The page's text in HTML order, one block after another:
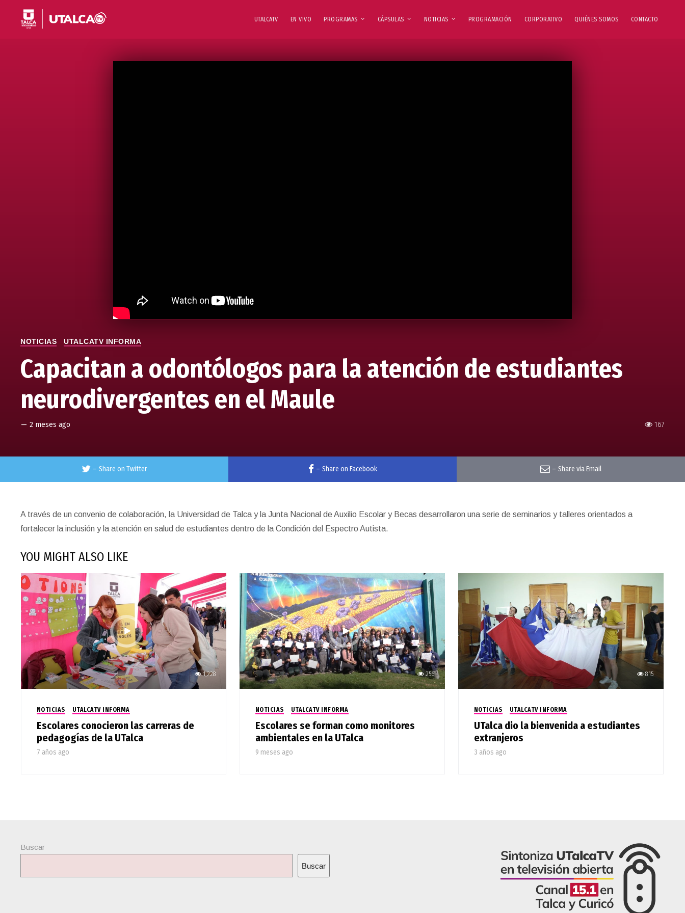
UTALCATV EN VIVO PROGRAMAS CÁPSULAS NOTICIAS PROGRAMACIÓN CORPORATIVO QUIÉNES SOMOS CONTACTO
167
NOTICIAS UTALCATV INFORMA
Capacitan a odontólogos para la atención de estudiantes
neurodivergentes en el Maule
— 2 meses ago
– Share on Twitter – Share on Facebook – Share via Email
A través de un convenio de colaboración, la Universidad de Talca y la Junta Nacional de Auxilio Escolar y Becas desarrollaron una serie de seminarios y talleres orientados a
fortalecer la inclusión y la atención en salud de estudiantes dentro de la Condición del Espectro Autista.
YOU MIGHT ALSO LIKE
1,228
NOTICIAS UTALCATV INFORMA
Escolares conocieron las carreras de
pedagogías de la UTalca
7 años ago
256
NOTICIAS UTALCATV INFORMA
Escolares se forman como monitores
ambientales en la UTalca
9 meses ago
815
NOTICIAS UTALCATV INFORMA
UTalca dio la bienvenida a estudiantes
extranjeros
3 años ago
Buscar
Buscar